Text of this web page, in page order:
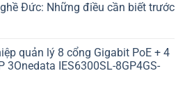
Đức: Những điều cần biết trước
quản lý 8 cổng Gigabit PoE + 4
3Onedata IES6300SL-8GP4GS-